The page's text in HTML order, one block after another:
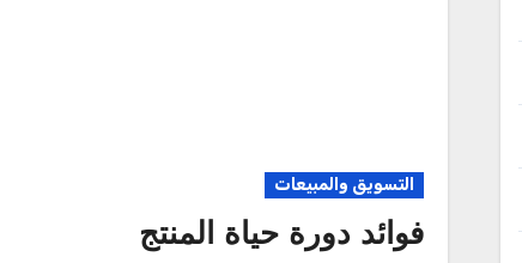
التسويق والمبيعات
فوائد دورة حياة المنتج